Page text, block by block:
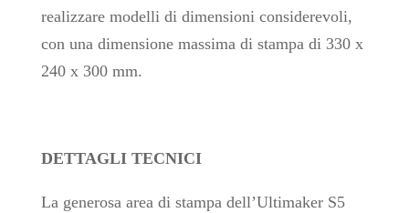
realizzare modelli di dimensioni considerevoli,
con una dimensione massima di stampa di 330 x
240 x 300 mm.
DETTAGLI TECNICI
La generosa area di stampa dell’Ultimaker S5